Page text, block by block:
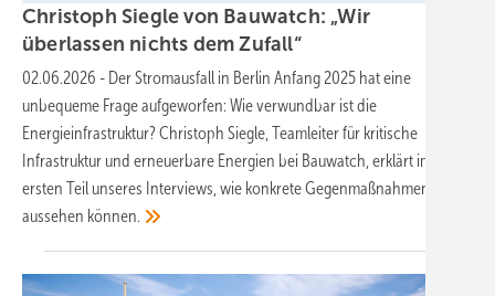
Christoph Siegle von Bauwatch: „Wir
überlassen nichts demZufall“
02.06.2026 - Der Stromausfall in Berlin Anfang 2025 hat eine
unbequeme Frage aufgeworfen: Wie verwundbar ist die
Energieinfrastruktur? Christoph Siegle, Teamleiter für kritische
Infrastruktur und erneuerbare Energien bei Bauwatch, erklärt im
ersten Teil unseres Interviews, wie konkrete Gegenmaßnahmen
aussehen können.